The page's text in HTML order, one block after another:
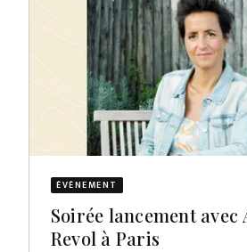
ÉVÈNEMENT
Soirée lancement
Revol à Paris